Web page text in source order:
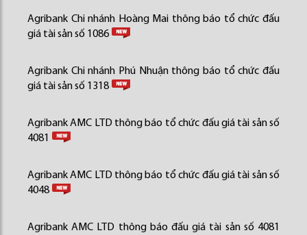
Agribank Chi nhánh Hoàng Mai thông báo tổ chức đấu
giá tài sản số 1086
Agribank Chi nhánh Phú Nhuận thông báo tổ chức đấu
giá tài sản số 1318
Agribank AMC LTD thông báo tổ chức đấu giá tài sản số
4081
Agribank AMC LTD thông báo tổ chức đấu giá tài sản số
4048
Agribank AMC LTD thông báo đấu giá tài sản số 4081